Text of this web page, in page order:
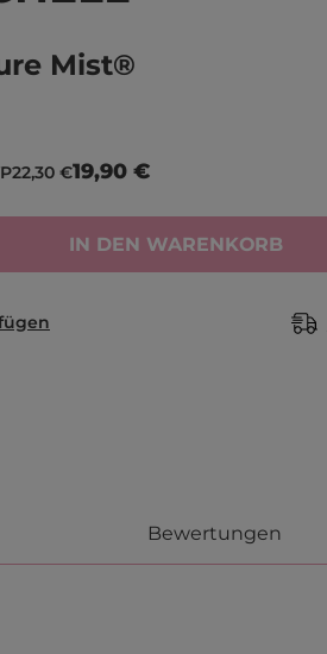
Mist®
22,30 €19,90 €
IN DEN WARENKORB
Bewertungen